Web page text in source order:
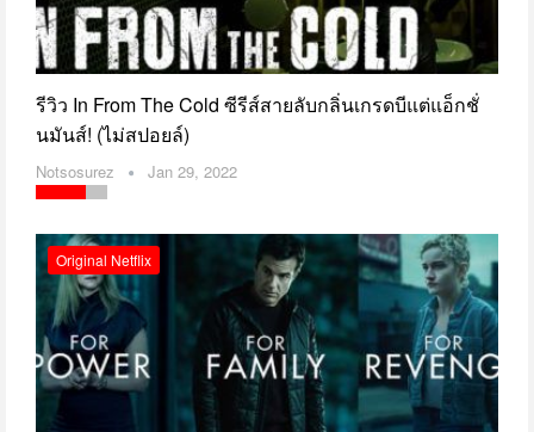
รีวิว In From The Cold ซีรีส์สายลับกลิ่นเกรดบีแต่แอ็กชั่
นมันส์! (ไม่สปอยล์)
Notsosurez Jan 29, 2022
Original Netflix